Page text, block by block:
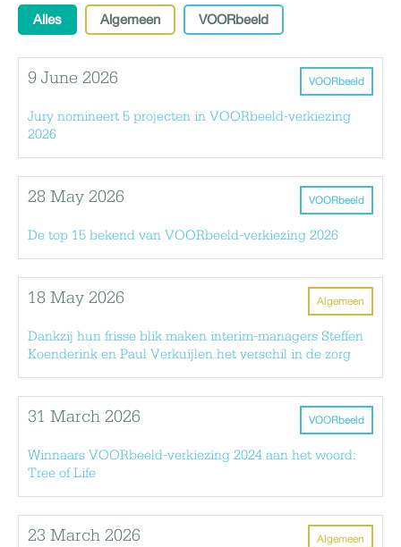
Alles Algemeen VOORbeeld
VOORbeeld
9 June 2026
Jury nomineert 5 projecten in VOORbeeld-verkiezing
2026
VOORbeeld
28 May 2026
De top 15 bekend van VOORbeeld-verkiezing 2026
Algemeen
18 May 2026
Dankzij hun frisse blik maken interim-managers Steffen
Koenderink en Paul Verkuijlen het verschil in de zorg
VOORbeeld
31 March 2026
Winnaars VOORbeeld-verkiezing 2024 aan het woord:
Tree of Life
Algemeen
23 March 2026